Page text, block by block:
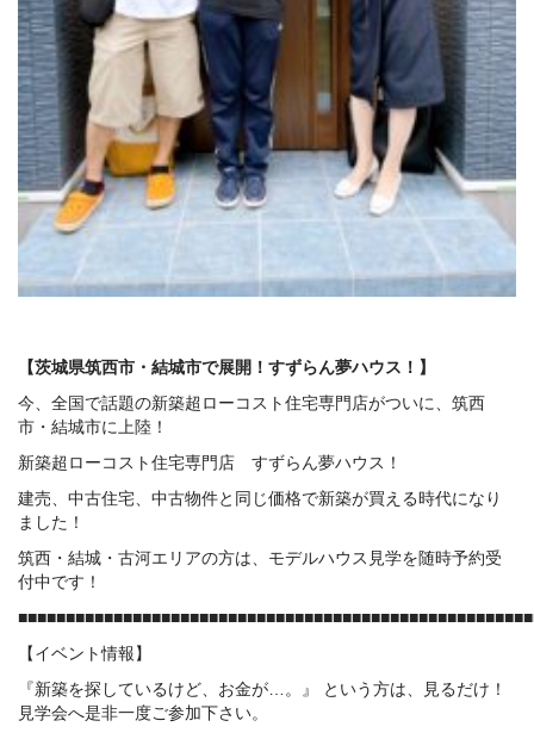
【茨城県筑西市・結城市で展開！すずらん夢ハウス！】
今、全国で話題の新築超ローコスト住宅専門店がついに、筑西
市・結城市に上陸！
新築超ローコスト住宅専門店 すずらん夢ハウス！
建売、中古住宅、中古物件と同じ価格で新築が買える時代になり
ました！
筑西・結城・古河エリアの方は、モデルハウス見学を随時予約受
付中です！
【イベント情報】
『新築を探しているけど、お金が…。』 という方は、見るだけ！
見学会へ是非一度ご参加下さい。